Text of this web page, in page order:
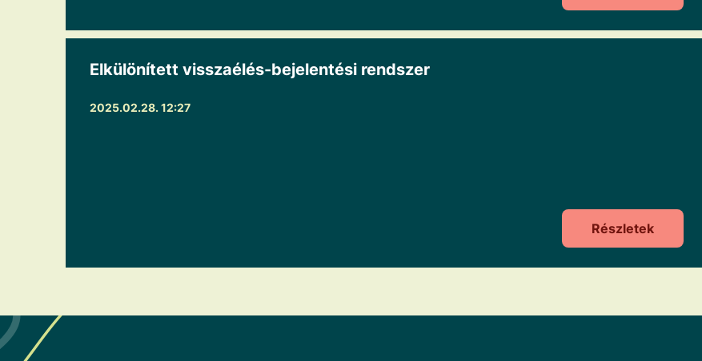
Elkülönített visszaélés-bejelentési rendszer
2025.02.28. 12:27
Részletek